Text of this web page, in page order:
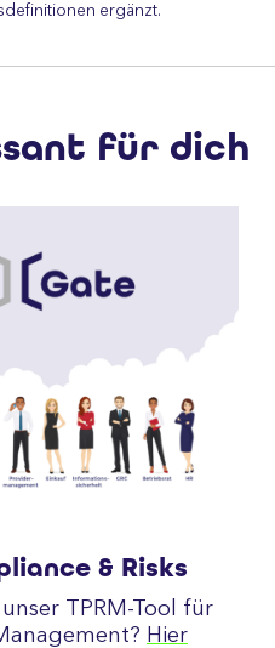
ergänzt.
für dich
& Risks
TPRM-Tool für
Hier